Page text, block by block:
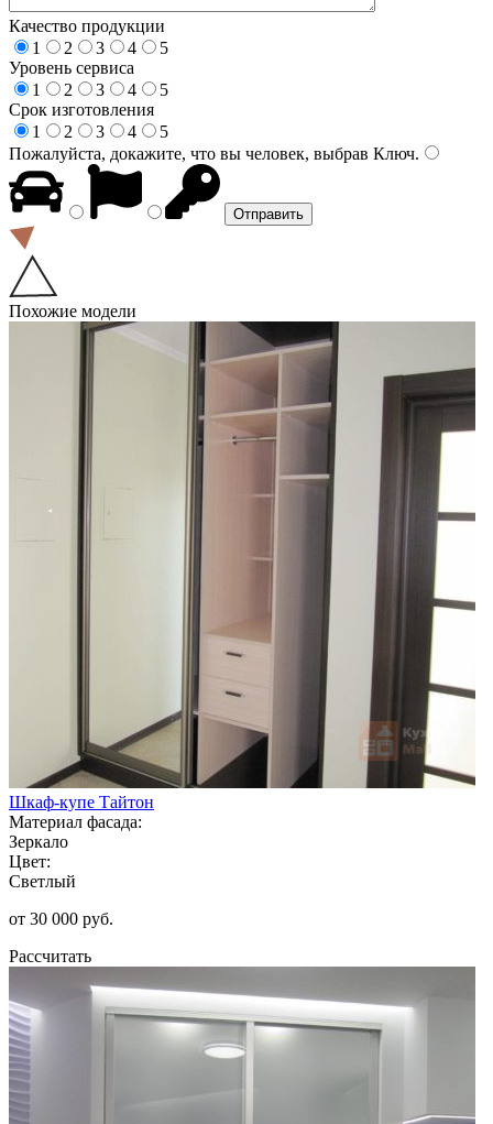
Качество продукции
1
2 3 4
5
Уровень сервиса
1
2 3 4
5
Срок изготовления
1
2 3 4
5
Пожалуйста, докажите, что вы человек, выбрав Ключ.
Похожие модели
Шкаф-купе Тайтон
Материал фасада:
Зеркало
Цвет:
Светлый
от 30 000 руб.
Рассчитать